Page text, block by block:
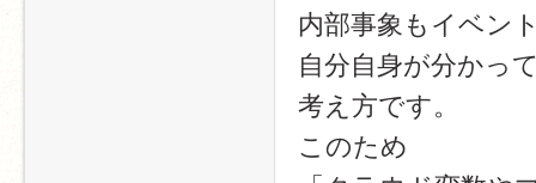
内部事象もイベン
自分自身が分かっ
考え方です。
このため